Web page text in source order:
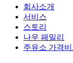
회사소개
서비스
스토리
나우 패밀리
주유소 가격비